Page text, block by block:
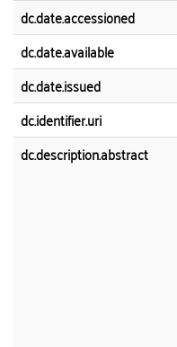
dc.date.accessioned
dc.date.available
dc.date.issued
dc.identifier.uri
dc.description.abstract